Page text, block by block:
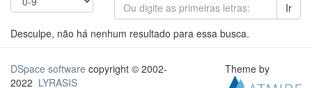
Ir
Desculpe, não há nenhum resultado para essa busca.
DSpace software copyright © 2002-
2022 LYRASIS
Theme by